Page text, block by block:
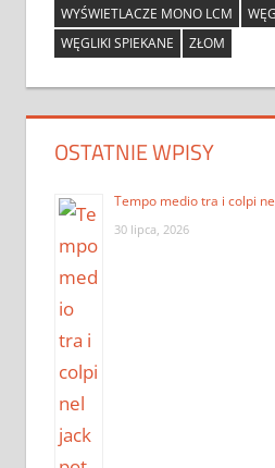
WYŚWIETLACZE MONO LCM
WĘGLIKI SPIEKANE
ZŁOM
OSTATNIE WPISY
Tempo medio tra i colpi
30 lipca, 2026